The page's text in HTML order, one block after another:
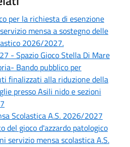
per la richiesta di esenzione
mensa a sostegno delle
2026/2027.
- Spazio Gioco Stella Di Mare
Bando pubblico per
finalizzati alla riduzione della
presso Asili nido e sezioni
Scolastica A.S. 2026/2027
del gioco d'azzardo patologico
servizio mensa scolastica A.S.